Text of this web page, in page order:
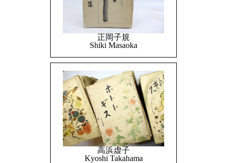
正岡子規
Shiki Masaoka
高浜虚子
Kyoshi Takahama